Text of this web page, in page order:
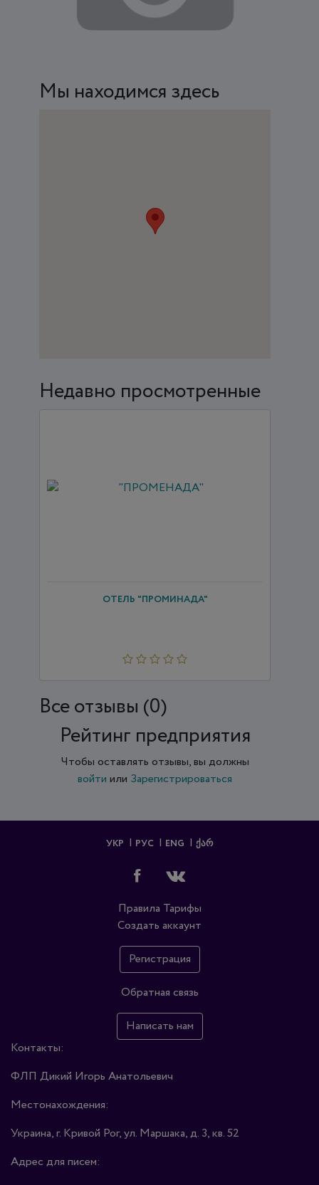
Мы находимся здесь
Недавно просмотренные
ОТЕЛЬ "ПРОМИНАДА"
Все отзывы (0)
Рейтинг предприятия
Чтобы оставлять отзывы, вы должны
войти или Зарегистрироваться
УКР РУС ENG ᲥᲐᲠ
Правила Тарифы
Создать аккаунт
Регистрация
Обратная связь
Написать нам
Контакты:
ФЛП Дикий Игорь Анатольевич
Местонахождения:
Украина, г. Кривой Рог, ул. Маршака, д. 3, кв. 52
Адрес для писем: